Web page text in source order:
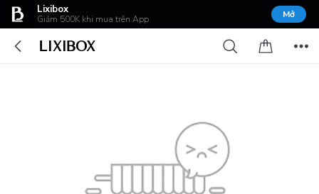
Lixibox
Giảm 500K khi mua trên App Mở